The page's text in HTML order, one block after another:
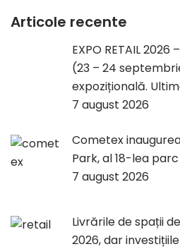
Articole recente
EXPO RETAIL
(23 – 24
expozițională.
7 august 2026
Cometex
Park, al 18-lea
7 august 2026
Livrările de spații
2026, dar